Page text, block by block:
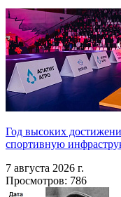
Год высоких
спортивную
7 августа 2026 г.
Просмотров: 786